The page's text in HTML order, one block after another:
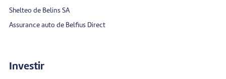
Shelteo de Belins SA
Assurance auto de Belfius Direct
Investir